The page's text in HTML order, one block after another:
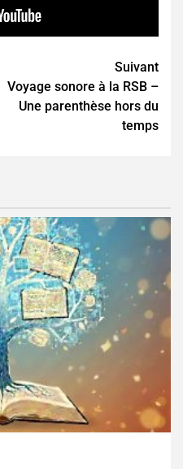
Suivant
Voyage sonore à la RSB –
Une parenthèse hors du
temps